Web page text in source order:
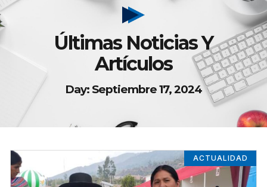
Últimas Noticias Y
Artículos
Day: Septiembre 17, 2024
ACTUALIDAD